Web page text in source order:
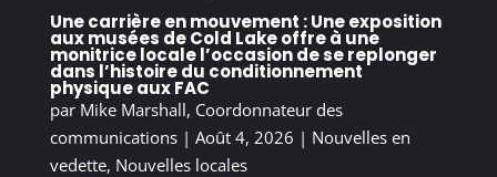
Une carrière en mouvement : Une exposition
aux musées de Cold Lake offre à une
monitrice locale l’occasion de se replonger
dans l’histoire du conditionnement
physique aux FAC
par Mike Marshall, Coordonnateur des
communications| Août 4, 2026 | Nouvelles en
vedette, Nouvelles locales